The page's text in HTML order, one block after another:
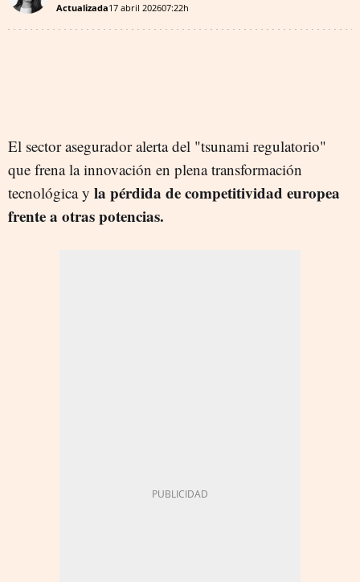
Actualizada17 abril 202607:22h
El sector asegurador alerta del "tsunami regulatorio"
que frena la innovación en plena transformación
tecnológica y la pérdida de competitividad europea
frente a otras potencias.